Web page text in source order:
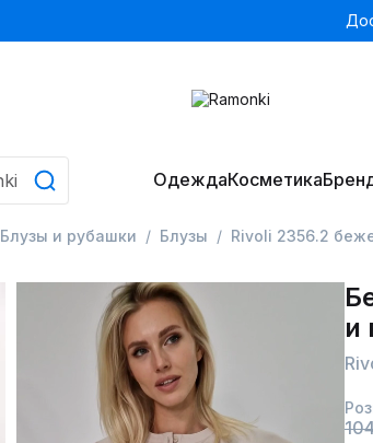
ОдеждаКосметика
Блузы и рубашки Блузы Rivoli 2356.2
и